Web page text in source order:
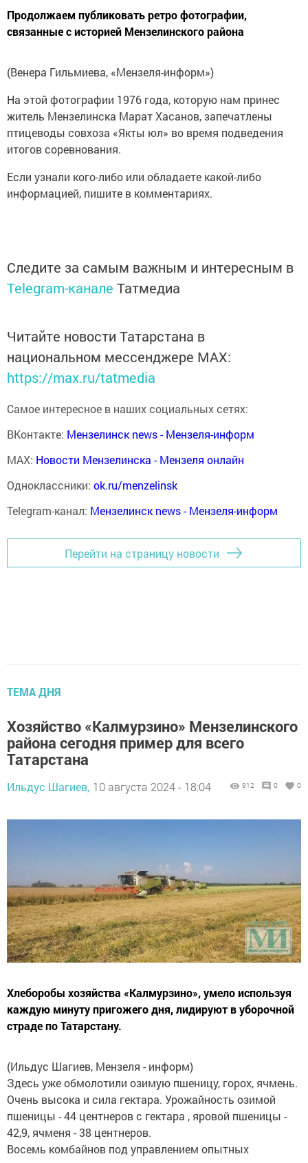
Продолжаем публиковать ретро фотографии,
связанные с историей Мензелинского района
(Венера Гильмиева, «Мензеля-информ»)
На этой фотографии 1976 года, которую нам принес
житель Мензелинска Марат Хасанов, запечатлены
птицеводы совхоза «Якты юл» во время подведения
итогов соревнования.
Если узнали кого-либо или обладаете какой-либо
информацией, пишите в комментариях.
Следите за самым важным и интересным в
Telegram-канале Татмедиа
Читайте новости Татарстана в
национальном мессенджере MАХ:
https://max.ru/tatmedia
Самое интересное в наших социальных сетях:
ВКонтакте: Мензелинск news - Мензеля-информ
MAX: Новости Мензелинска - Мензеля онлайн
Одноклассники: ok.ru/menzelinsk
Telegram-канал: Мензелинск news - Мензеля-информ
Перейти на страницу новости
ТЕМА ДНЯ
Хозяйство «Калмурзино» Мензелинского
района сегодня пример для всего
Татарстана
Ильдус Шагиев, 10 августа 2024 - 18:04 912 0 0
Хлеборобы хозяйства «Калмурзино», умело используя
каждую минуту пригожего дня, лидируют в уборочной
страде по Татарстану.
(Ильдус Шагиев, Мензеля - информ)
Здесь уже обмолотили озимую пшеницу, горох, ячмень.
Очень высока и сила гектара. Урожайность озимой
пшеницы - 44 центнеров с гектара , яровой пшеницы -
42,9, ячменя - 38 центнеров.
Восемь комбайнов под управлением опытных